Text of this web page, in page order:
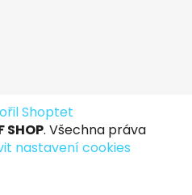
Shoptet
SHOP. Všechna práva
nastavení cookies